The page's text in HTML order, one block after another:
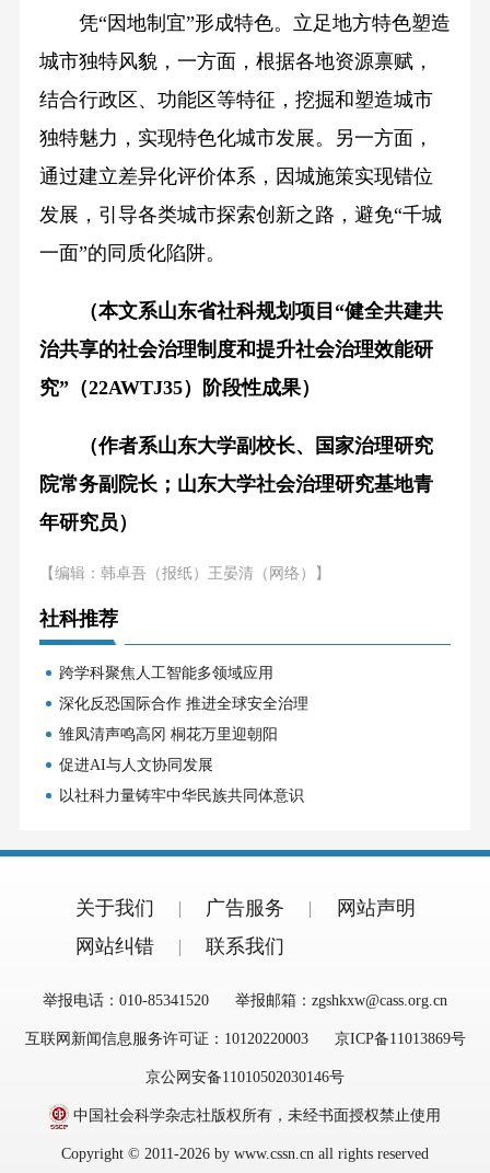
凭“因地制宜”形成特色。立足地方特色塑造
城市独特风貌，一方面，根据各地资源禀赋，
结合行政区、功能区等特征，挖掘和塑造城市
独特魅力，实现特色化城市发展。另一方面，
通过建立差异化评价体系，因城施策实现错位
发展，引导各类城市探索创新之路，避免“千城
一面”的同质化陷阱。
（本文系山东省社科规划项目“健全共建共
治共享的社会治理制度和提升社会治理效能研
究”（22AWTJ35）阶段性成果）
（作者系山东大学副校长、国家治理研究
院常务副院长；山东大学社会治理研究基地青
年研究员）
【编辑：韩卓吾（报纸）王晏清（网络）】
社科推荐
跨学科聚焦人工智能多领域应用
深化反恐国际合作 推进全球安全治理
雏凤清声鸣高冈 桐花万里迎朝阳
促进AI与人文协同发展
以社科力量铸牢中华民族共同体意识
关于我们 广告服务
网站声明
网站纠错
联系我们
举报电话：010-85341520 举报邮箱：zgshkxw@cass.org.cn
互联网新闻信息服务许可证：10120220003 京ICP备11013869号
京公网安备11010502030146号
中国社会科学杂志社版权所有，未经书面授权禁止使用
Copyright © 2011-2026 by www.cssn.cn all rights reserved